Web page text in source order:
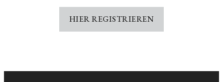
HIER REGISTRIEREN